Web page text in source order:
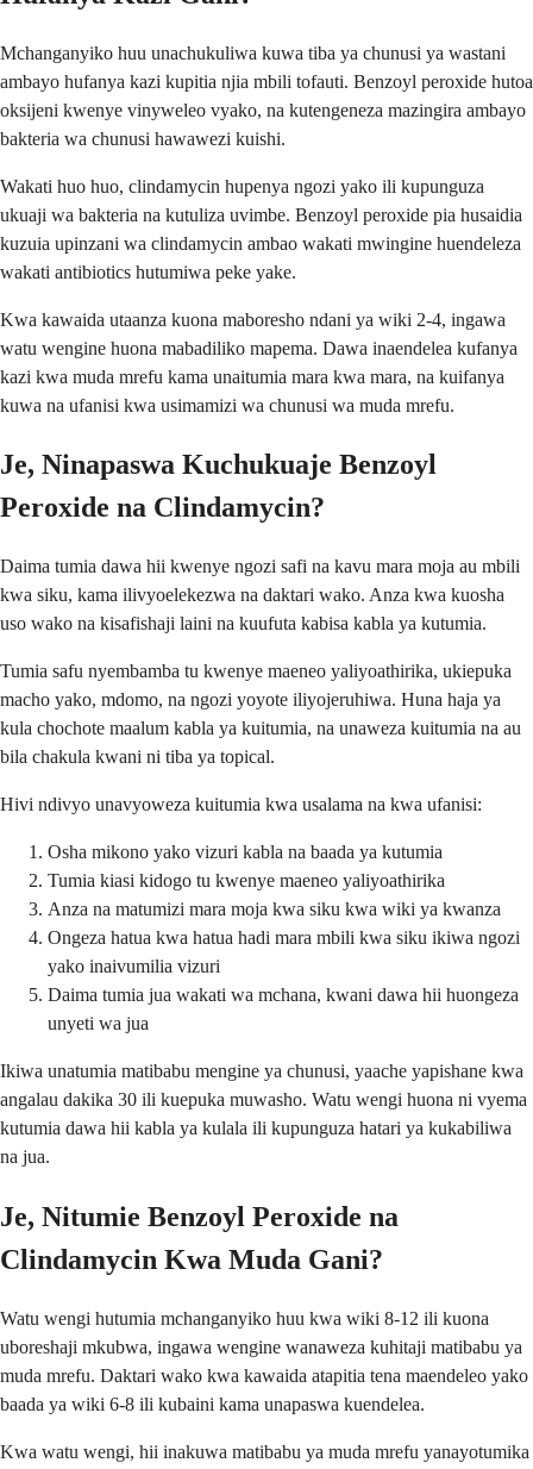
Mchanganyiko huu unachukuliwa kuwa tiba ya chunusi ya wastani
ambayo hufanya kazi kupitia njia mbili tofauti. Benzoyl peroxide hutoa
oksijeni kwenye vinyweleo vyako, na kutengeneza mazingira ambayo
bakteria wa chunusi hawawezi kuishi.
Wakati huo huo, clindamycin hupenya ngozi yako ili kupunguza
ukuaji wa bakteria na kutuliza uvimbe. Benzoyl peroxide pia husaidia
kuzuia upinzani wa clindamycin ambao wakati mwingine huendeleza
wakati antibiotics hutumiwa peke yake.
Kwa kawaida utaanza kuona maboresho ndani ya wiki 2-4, ingawa
watu wengine huona mabadiliko mapema. Dawa inaendelea kufanya
kazi kwa muda mrefu kama unaitumia mara kwa mara, na kuifanya
kuwa na ufanisi kwa usimamizi wa chunusi wa muda mrefu.
Je, Ninapaswa Kuchukuaje Benzoyl
Peroxide na Clindamycin?
Daima tumia dawa hii kwenye ngozi safi na kavu mara moja au mbili
kwa siku, kama ilivyoelekezwa na daktari wako. Anza kwa kuosha
uso wako na kisafishaji laini na kuufuta kabisa kabla ya kutumia.
Tumia safu nyembamba tu kwenye maeneo yaliyoathirika, ukiepuka
macho yako, mdomo, na ngozi yoyote iliyojeruhiwa. Huna haja ya
kula chochote maalum kabla ya kuitumia, na unaweza kuitumia na au
bila chakula kwani ni tiba ya topical.
Hivi ndivyo unavyoweza kuitumia kwa usalama na kwa ufanisi:
Osha mikono yako vizuri kabla na baada ya kutumia
Tumia kiasi kidogo tu kwenye maeneo yaliyoathirika
Anza na matumizi mara moja kwa siku kwa wiki ya kwanza
Ongeza hatua kwa hatua hadi mara mbili kwa siku ikiwa ngozi
yako inaivumilia vizuri
Daima tumia jua wakati wa mchana, kwani dawa hii huongeza
unyeti wa jua
Ikiwa unatumia matibabu mengine ya chunusi, yaache yapishane kwa
angalau dakika 30 ili kuepuka muwasho. Watu wengi huona ni vyema
kutumia dawa hii kabla ya kulala ili kupunguza hatari ya kukabiliwa
na jua.
Je, Nitumie Benzoyl Peroxide na
Clindamycin Kwa Muda Gani?
Watu wengi hutumia mchanganyiko huu kwa wiki 8-12 ili kuona
uboreshaji mkubwa, ingawa wengine wanaweza kuhitaji matibabu ya
muda mrefu. Daktari wako kwa kawaida atapitia tena maendeleo yako
baada ya wiki 6-8 ili kubaini kama unapaswa kuendelea.
Kwa watu wengi, hii inakuwa matibabu ya muda mrefu yanayotumika